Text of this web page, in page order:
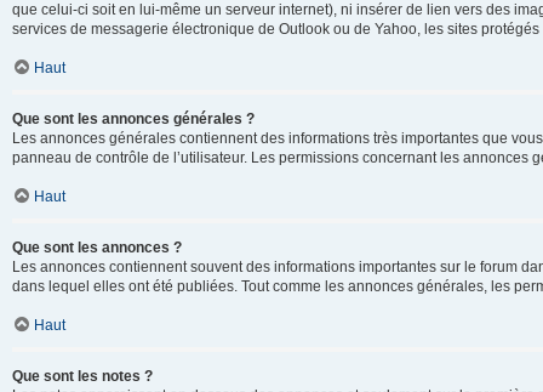
que celui-ci soit en lui-même un serveur internet), ni insérer de lien vers des
services de messagerie électronique de Outlook ou de Yahoo, les sites
Haut
Que sont les annonces générales ?
Les annonces générales contiennent des informations très importantes que
panneau de contrôle de l’utilisateur. Les permissions concernant les annonces
Haut
Que sont les annonces ?
Les annonces contiennent souvent des informations importantes sur le forum
dans lequel elles ont été publiées. Tout comme les annonces générales, les
Haut
Que sont les notes ?